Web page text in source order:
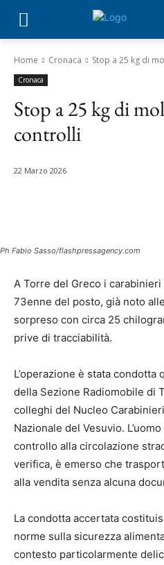
Home Cronaca Stop a 25 kg di
Cronaca
Stop a 25 kg di
controlli
22 Marzo 2026
Ph Fabio Sasso/flashpressagency.com
A Torre del Greco i
73enne del posto, già noto
sorpreso con circa 25
prive di tracciabilità.
L’operazione è stata
della Sezione Radiomobile di
colleghi del Nucleo
Nazionale del Vesuvio.
controllo alla circolazione
verifica, è emerso che
alla vendita senza alcuna
La condotta accertata
norme sulla sicurezza
contesto particolarmente